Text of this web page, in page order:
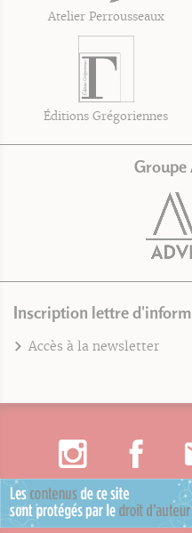
Atelier Perrousseaux
Éditions Grégoriennes
Groupe
Inscription lettre
Accès à la newsletter